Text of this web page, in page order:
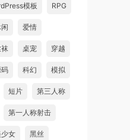
模板 RPG
爱情
桌宠 穿越
科幻 模拟
短片 第三人称
第一人称射击
女 黑丝